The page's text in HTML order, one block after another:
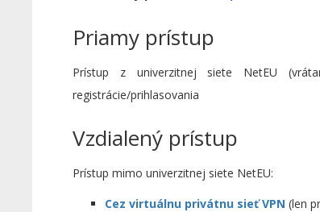
Priamy prístup
Prístup z univerzitnej siete NetEU
registrácie/prihlasovania
Vzdialený prístup
Prístup mimo univerzitnej siete NetEU:
Cez virtuálnu privátnu sieť VPN (len